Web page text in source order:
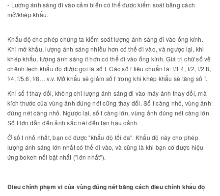
- Lượng ánh sáng đi vào cảm biến có thể được kiểm soát bằng cách
mở/khép khẩu.
Khẩu độ cho phép chúng ta kiểm soát lượng ánh sáng đi vào ống kính.
Khi mở khẩu, lượng ánh sáng nhiều hơn có thể đi vào, và ngược lại, khi
khép khẩu, lượng ánh sáng ít hơn có thể đi vào ống kính. Giá trị chữ số về
chênh lệch khẩu độ được gọi là số f. Các số f tiêu chuẩn là: f/1.4, f/2, f/2.8,
f/4, f/5.6, f/8… v.v. Mở khẩu sẽ giảm số f trong khi khép khẩu sẽ tăng số f.
Khi số f thay đổi, không chỉ lượng ánh sáng đi vào máy ảnh thay đổi, mà
kích thước của vùng ảnh đúng nét cũng thay đổi. Số f càng nhỏ, vùng ảnh
đúng nét càng nhỏ. Ngược lại, số f càng lớn, vùng ảnh đúng nét càng lớn.
Số f lớn dẫn đến ảnh sắc nét đến tận hậu cảnh.
Ở số f nhỏ nhất, bạn có được "khẩu độ tối đa". Khẩu độ này cho phép
lượng ánh sáng lớn nhất có thể đi vào, và cũng là khi bạn có được hiệu
ứng bokeh nổi bật nhất ("lớn nhất").
Điều chỉnh phạm vi của vùng đúng nét bằng cách điều chỉnh khẩu độ